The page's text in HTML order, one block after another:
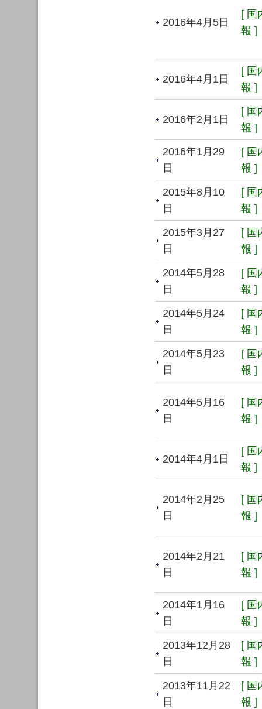
2016年4月5日
[ 国
報 ]
2016年4月1日
[ 国
報 ]
2016年2月1日
[ 国
報 ]
2016年1月29
日
[ 国
報 ]
2015年8月10
日
[ 国
報 ]
2015年3月27
日
[ 国
報 ]
2014年5月28
日
[ 国
報 ]
2014年5月24
日
[ 国
報 ]
2014年5月23
日
[ 国
報 ]
2014年5月16
日
[ 国
報 ]
2014年4月1日
[ 国
報 ]
2014年2月25
日
[ 国
報 ]
2014年2月21
日
[ 国
報 ]
2014年1月16
日
[ 国
報 ]
2013年12月28
日
[ 国
報 ]
2013年11月22
日
[ 国
報 ]